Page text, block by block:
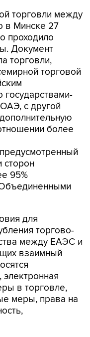
торговли между
в Минске 27
проходило
Документ
торговли,
торговой
с другой
более
сторон
95%
для
торгово-
между ЕАЭС и
взаимный
в торговле,
меры, права на